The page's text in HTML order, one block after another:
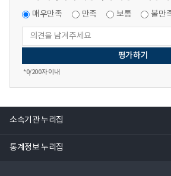
매우만족 만족 보통 불만
*0/200자 이내
소속기관 누리집
통계정보 누리집